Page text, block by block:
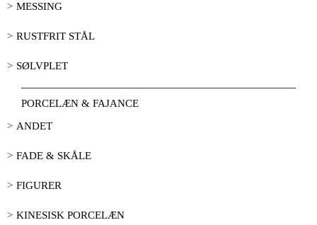
MESSING
RUSTFRIT STÅL
SØLVPLET
PORCELÆN & FAJANCE
ANDET
FADE & SKÅLE
FIGURER
KINESISK PORCELÆN